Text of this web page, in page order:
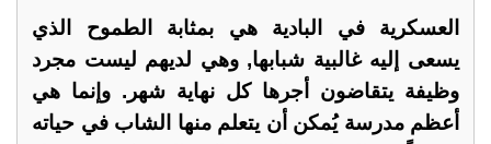
العسكرية في البادية هي بمثابة الطموح الذي
يسعى إليه غالبية شبابها, وهي لديهم ليست مجرد
وظيفة يتقاضون أجرها كل نهاية شهر. وإنما هي
أعظم مدرسة يُمكن أن يتعلم منها الشاب في حياته